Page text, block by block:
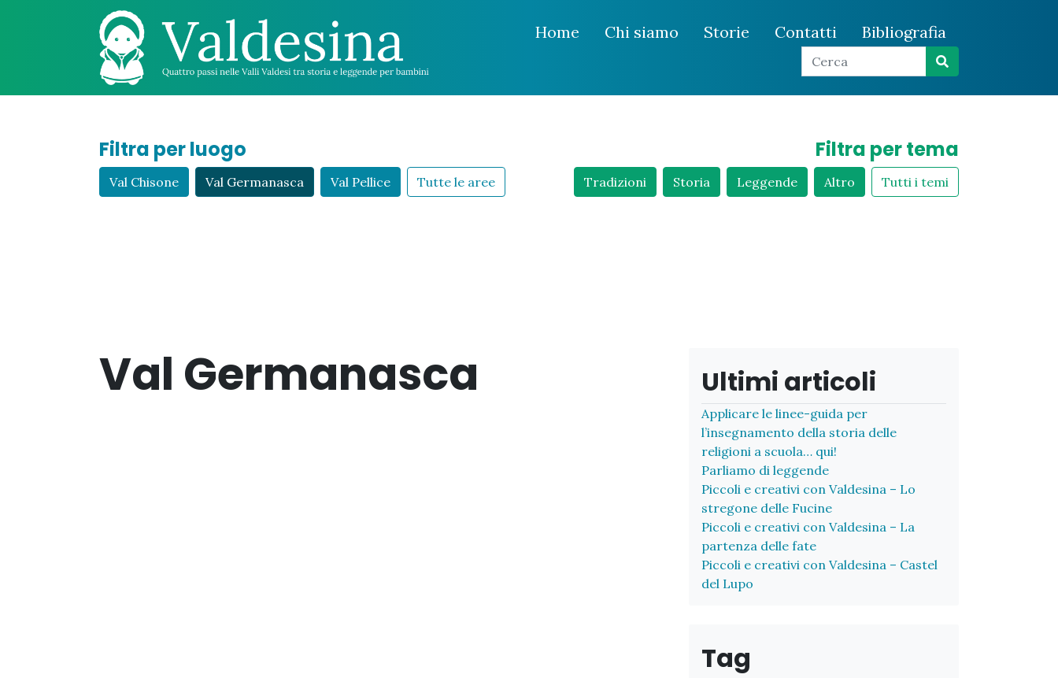
Home Chi siamo Storie Contatti Bibliografia
Filtra per luogo
Val Chisone Val Germanasca Val Pellice Tutte le aree
Filtra per tema
Tradizioni Storia Leggende Altro Tutti i temi
Val Germanasca Ultimi articoli
Applicare le linee-guida per
l’insegnamento della storia delle
religioni a scuola… qui!
Parliamo di leggende
Piccoli e creativi con Valdesina – Lo
stregone delle Fucine
Piccoli e creativi con Valdesina – La
partenza delle fate
Piccoli e creativi con Valdesina – Castel
del Lupo
Tag